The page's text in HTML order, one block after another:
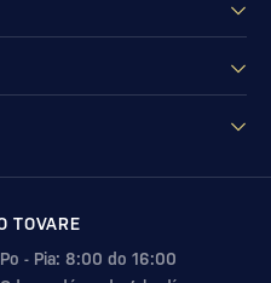
TOVARE
Po - Pia: 8:00 do 16:00